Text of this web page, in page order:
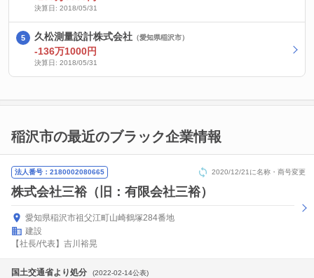
決算日: 2018/05/31
久松測量設計株式会社 （愛知県稲沢市）
-136万1000円
決算日: 2018/05/31
稲沢市の最近のブラック企業情報
法人番号：2180002080665 2020/12/21に名称・商号変更
株式会社三裕（旧：有限会社三裕）
愛知県稲沢市祖父江町山崎鶴塚284番地
建設
【社長/代表】吉川裕晃
国土交通省より処分 (2022-02-14公表)